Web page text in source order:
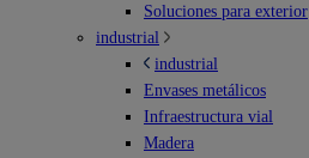
Soluciones para exterior
industrial
industrial
Envases metálicos
Infraestructura vial
Madera